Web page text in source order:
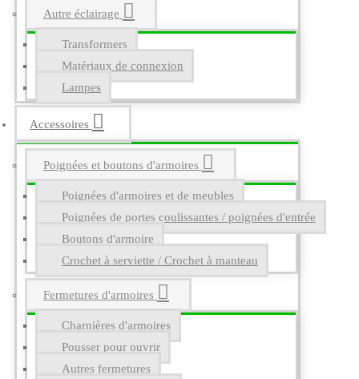
Autre éclairage
Transformers
Matériaux de connexion
Lampes
Accessoires
Poignées et boutons d'armoires
Poignées d'armoires et de meubles
Poignées de portes coulissantes / poignées d'entrée
Boutons d'armoire
Crochet à serviette / Crochet à manteau
Fermetures d'armoires
Charnières d'armoires
Pousser pour ouvrir
Autres fermetures